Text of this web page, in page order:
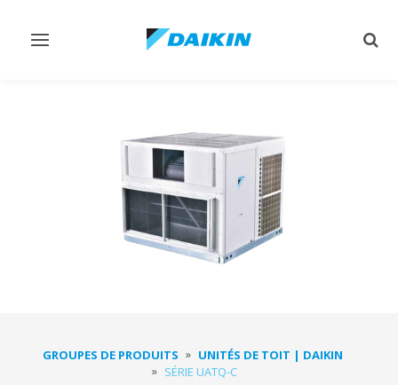
Afficher/masquer
GROUPES DE PRODUITS
UNITÉS DE TOIT | DAIKIN
SÉRIE UATQ-C